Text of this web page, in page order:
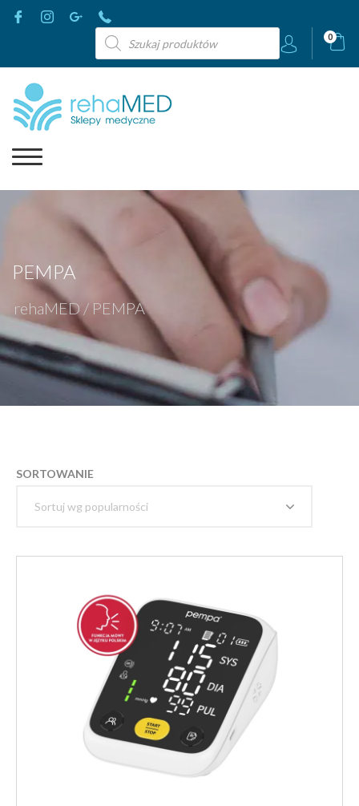
Wyszukiwarka
produktów
0
PEMPA
rehaMED / PEMPA
SORTOWANIE